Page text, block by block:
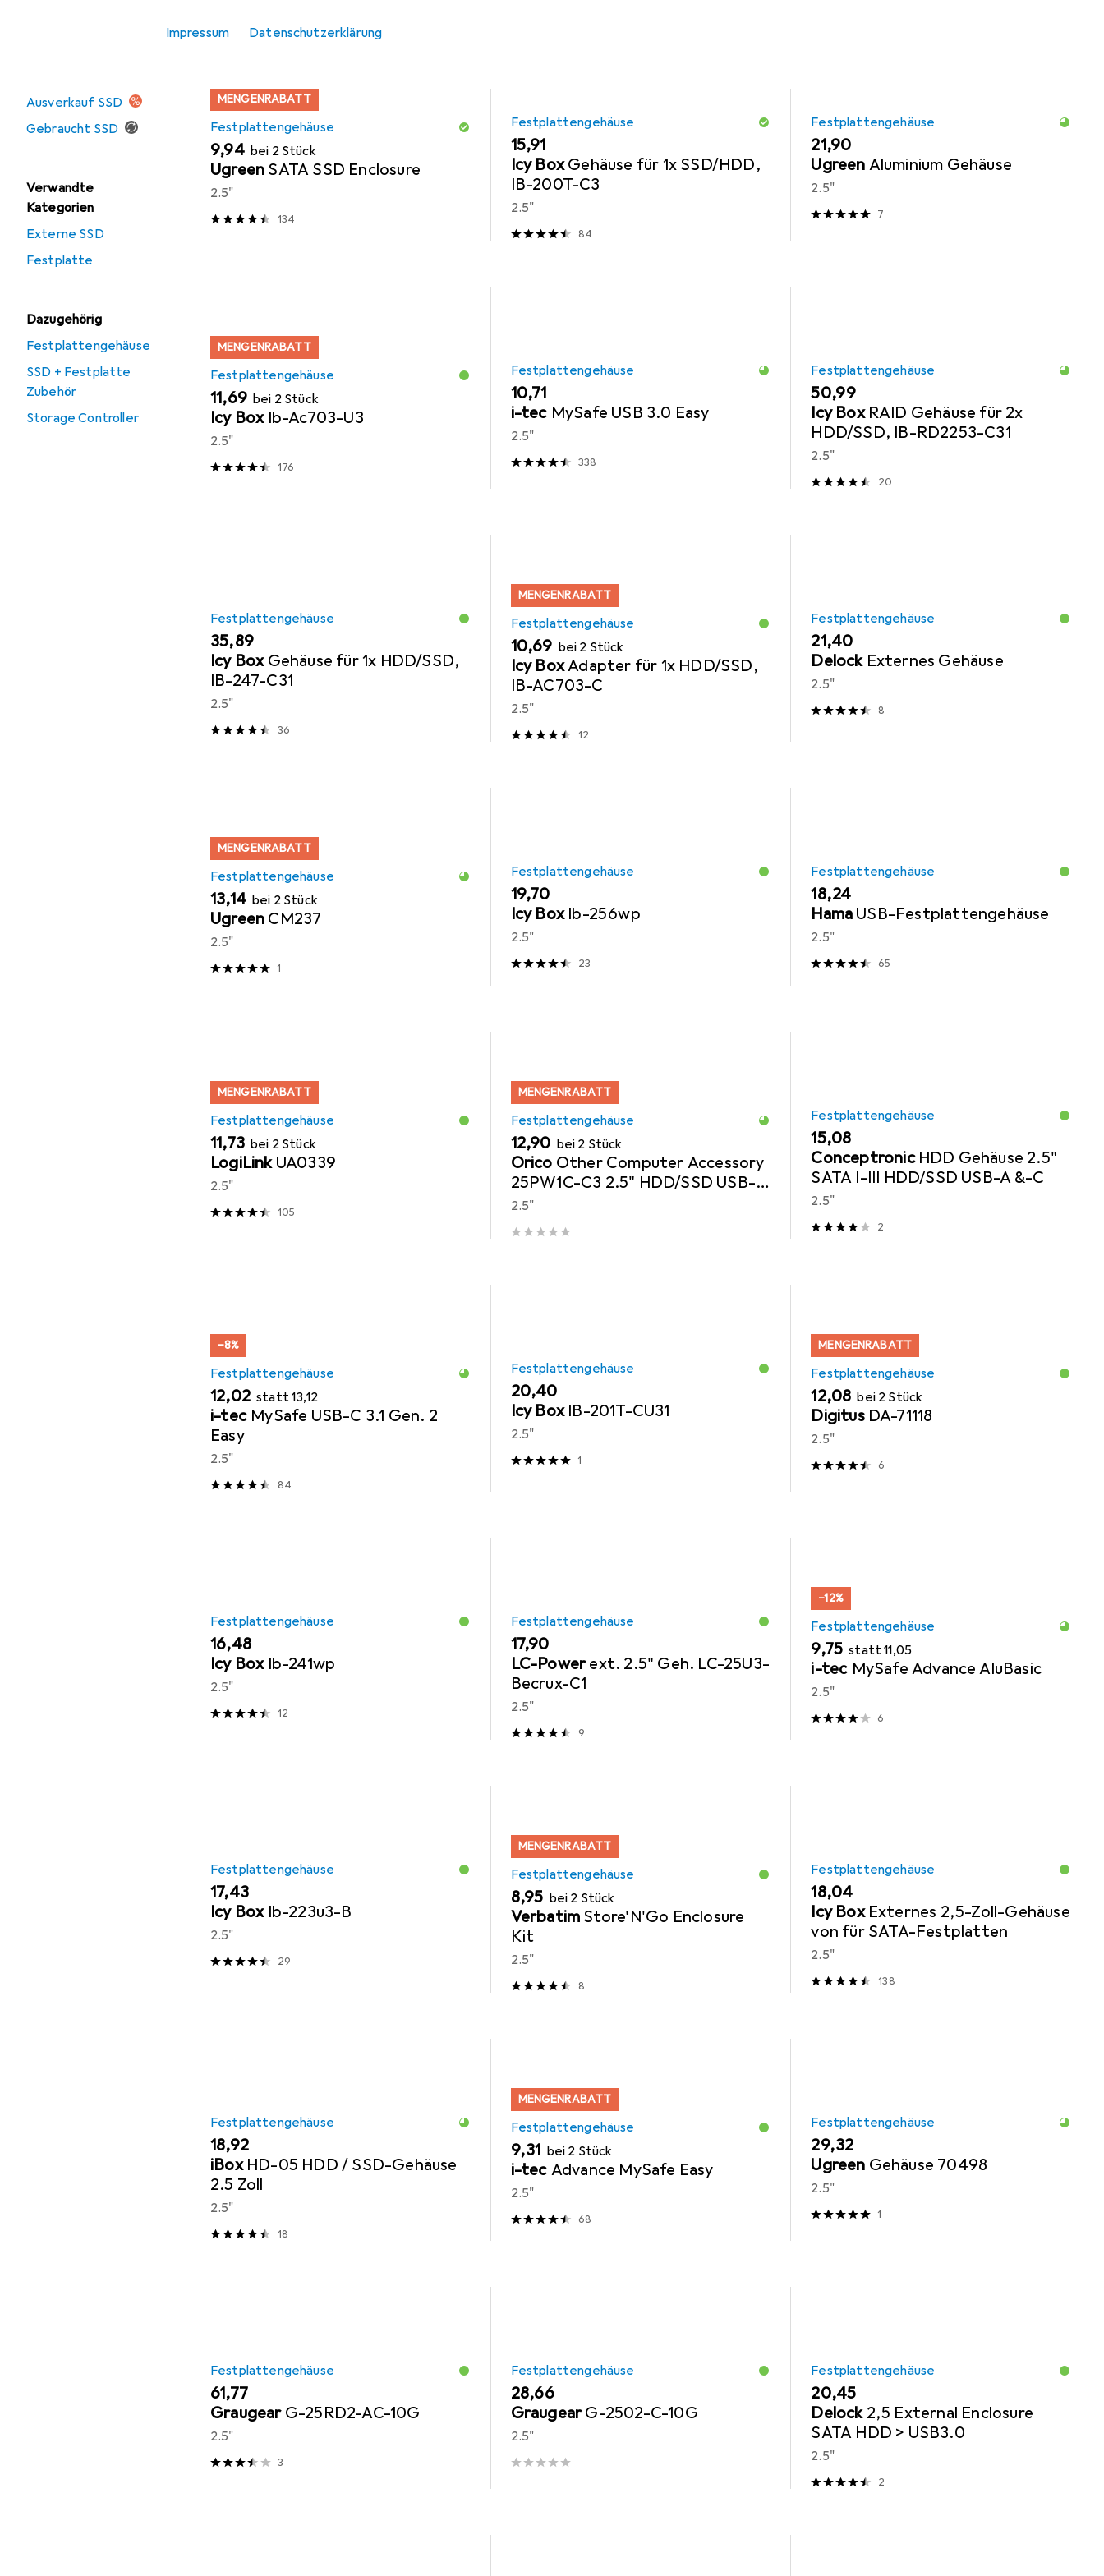
Impressum Datenschutzerklärung
Ausverkauf SSD
Gebraucht SSD
Verwandte
Kategorien
Externe SSD
Festplatte
Dazugehörig
Festplattengehäuse
SSD + Festplatte
Zubehör
Storage Controller
MENGENRABATT
Festplattengehäuse
EUR
9,94 bei 2 Stück
Ugreen SATA SSD Enclosure
2.5"
134
Festplattengehäuse
EUR
15,91
Icy BoxGehäuse für 1x SSD/HDD,
IB-200T-C3
2.5"
84
Festplattengehäuse
EUR
21,90
Ugreen Aluminium Gehäuse
2.5"
7
MENGENRABATT
Festplattengehäuse
EUR
11,69 bei 2 Stück
Icy Box Ib-Ac703-U3
2.5"
176
Festplattengehäuse
EUR
10,71
i-tec MySafe USB 3.0 Easy
2.5"
338
Festplattengehäuse
EUR
50,99
Icy Box RAID Gehäuse für 2x
HDD/SSD, IB-RD2253-C31
2.5"
20
Festplattengehäuse
EUR
35,89
Icy Box Gehäuse für 1x HDD/SSD,
IB-247-C31
2.5"
36
MENGENRABATT
Festplattengehäuse
EUR
10,69 bei 2 Stück
Icy BoxAdapter für 1x HDD/SSD,
IB-AC703-C
2.5"
12
Festplattengehäuse
EUR
21,40
Delock Externes Gehäuse
2.5"
8
MENGENRABATT
Festplattengehäuse
EUR
13,14 bei 2 Stück
Ugreen CM237
2.5"
1
Festplattengehäuse
EUR
19,70
Icy Box Ib-256wp
2.5"
23
Festplattengehäuse
EUR
18,24
Hama USB-Festplattengehäuse
2.5"
65
MENGENRABATT
Festplattengehäuse
EUR
11,73 bei 2 Stück
LogiLink UA0339
2.5"
105
MENGENRABATT
Festplattengehäuse
EUR
12,90 bei 2 Stück
Orico Other Computer Accessory
25PW1C-C3 2.5" HDD/SSD USB-C
3.1 6Gb/s Disk Drive - Black
2.5"
Festplattengehäuse
EUR
15,08
Conceptronic HDD Gehäuse 2.5"
SATA I-III HDD/SSD USB-A &-C
2.5"
2
−8%
Festplattengehäuse
EUR
12,02 stattEUR
13,12
i-tec MySafe USB-C 3.1 Gen. 2
Easy
2.5"
84
Festplattengehäuse
EUR
20,40
Icy Box IB-201T-CU31
2.5"
1
MENGENRABATT
Festplattengehäuse
EUR
12,08 bei 2 Stück
Digitus DA-71118
2.5"
6
Festplattengehäuse
EUR
16,48
Icy Box Ib-241wp
2.5"
12
Festplattengehäuse
EUR
17,90
LC-Powerext. 2.5" Geh. LC-25U3-
Becrux-C1
2.5"
9
−12%
Festplattengehäuse
EUR
9,75 stattEUR
11,05
i-tec MySafe Advance AluBasic
2.5"
6
Festplattengehäuse
EUR
17,43
Icy Box Ib-223u3-B
2.5"
29
MENGENRABATT
Festplattengehäuse
EUR
8,95 bei 2 Stück
Verbatim Store'N'Go Enclosure
Kit
2.5"
8
Festplattengehäuse
EUR
18,04
Icy Box Externes 2,5-Zoll-Gehäuse
von für SATA-Festplatten
2.5"
138
Festplattengehäuse
EUR
18,92
iBox HD-05 HDD / SSD-Gehäuse
2.5 Zoll
2.5"
18
MENGENRABATT
Festplattengehäuse
EUR
9,31 bei 2 Stück
i-tec Advance MySafe Easy
2.5"
68
Festplattengehäuse
EUR
29,32
Ugreen Gehäuse 70498
2.5"
1
Festplattengehäuse
EUR
61,77
Graugear G-25RD2-AC-10G
2.5"
3
Festplattengehäuse
EUR
28,66
GraugearG-2502-C-10G
2.5"
Festplattengehäuse
EUR
20,45
Delock 2,5 External Enclosure
SATA HDD > USB3.0
2.5"
2